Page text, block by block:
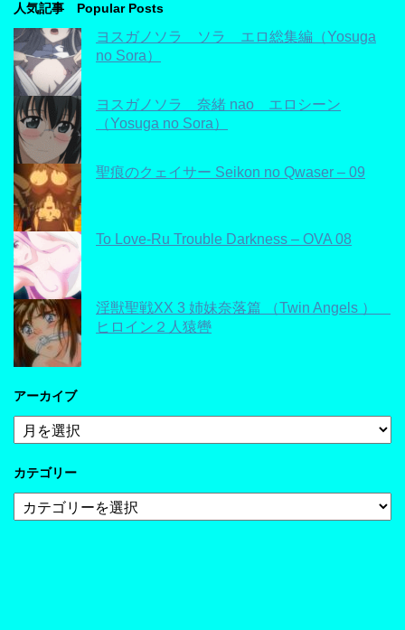
人気記事 Popular Posts
ヨスガノソラ ソラ エロ総集編（Yosuga
no Sora）
ヨスガノソラ 奈緒 nao エロシーン
（Yosuga no Sora）
聖痕のクェイサー Seikon no Qwaser – 09
To Love-Ru Trouble Darkness – OVA 08
淫獣聖戦XX 3 姉妹奈落篇 （Twin Angels ）
ヒロイン２人猿轡
アーカイブ
ア
ー
イ
カテゴリー
テ